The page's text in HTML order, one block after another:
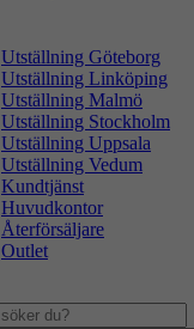
Utställning Göteborg
Utställning Linköping
Utställning Malmö
Utställning Stockholm
Utställning Uppsala
Utställning Vedum
Kundtjänst
Huvudkontor
Återförsäljare
Outlet